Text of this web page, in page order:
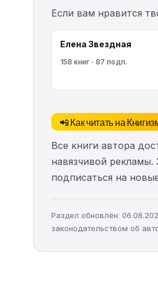
Если вам нравится
Елена Звездная
158 книг · 87 подп.
📲 Как читать на
Все книги автора
навязчивой рекламы.
подписаться на
Раздел обновлён:
законодательством об